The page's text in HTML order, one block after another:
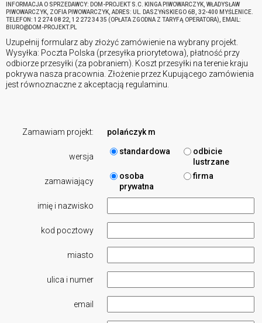
INFORMACJA O SPRZEDAWCY: DOM-PROJEKT S.C. KINGA PIWOWARCZYK, WŁADYSŁAW
PIWOWARCZYK, ZOFIA PIWOWARCZYK, ADRES: UL. DASZYŃSKIEGO 6B, 32-400 MYŚLENICE.
TELEFON: 12 274 08 22, 12 272 34 35 (OPŁATA ZGODNA Z TARYFĄ OPERATORA), EMAIL:
BIURO@DOM-PROJEKT.PL
Uzupełnij formularz aby złożyć zamówienie na wybrany projekt.
Wysyłka: Poczta Polska (przesyłka priorytetowa), płatność przy
odbiorze przesyłki (za pobraniem). Koszt przesyłki na terenie kraju
pokrywa nasza pracownia. Złożenie przez Kupującego zamówienia
jest równoznaczne z akceptacją regulaminu.
Zamawiam projekt: polańczyk m
wersja
standardowa
odbicie
lustrzane
zamawiający
osoba
prywatna
firma
imię i nazwisko
kod pocztowy
miasto
ulica i numer
email